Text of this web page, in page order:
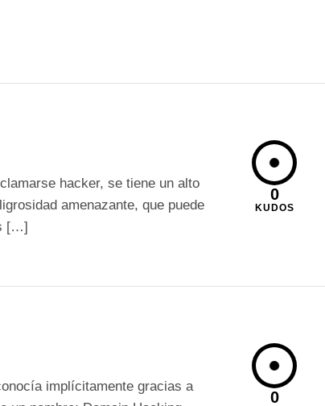
hacker, se tiene un alto
amenazante, que puede
[…]
0
KUDOS
implícitamente gracias a
0